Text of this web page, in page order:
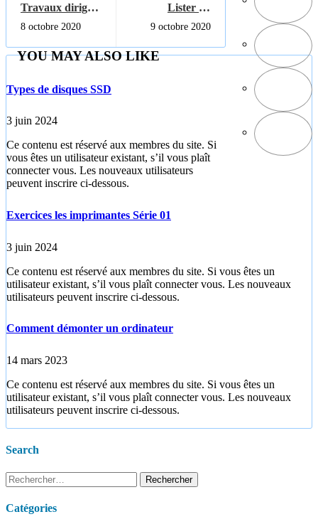
Travaux dirigés
2 HTML
8 octobre 2020
Lister les
composants
d'une carte mère
3
9 octobre 2020
YOU MAY ALSO LIKE
Types de disques SSD
3 juin 2024
Ce contenu est réservé aux membres du site. Si
vous êtes un utilisateur existant, s’il vous plaît
connecter vous. Les nouveaux utilisateurs
peuvent inscrire ci-dessous.
Exercices les imprimantes Série 01
3 juin 2024
Ce contenu est réservé aux membres du site. Si vous êtes un
utilisateur existant, s’il vous plaît connecter vous. Les nouveaux
utilisateurs peuvent inscrire ci-dessous.
Comment démonter un ordinateur
14 mars 2023
Ce contenu est réservé aux membres du site. Si vous êtes un
utilisateur existant, s’il vous plaît connecter vous. Les nouveaux
utilisateurs peuvent inscrire ci-dessous.
Search
Rechercher :
Catégories